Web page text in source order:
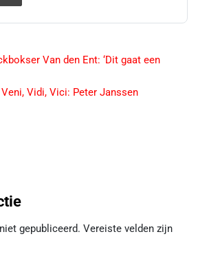
Van den Ent: ‘Dit gaat een
Veni, Vidi, Vici: Peter Janssen
gepubliceerd. Vereiste velden zijn